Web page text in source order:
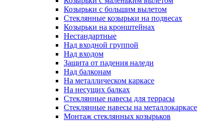
Козырьки с большим вылетом
Стеклянные козырьки на подвесах
Козырьки на кронштейнах
Нестандартные
Над входной группой
Над входом
Защита от падения наледи
Над балконам
На металлическом каркасе
На несущих балках
Стеклянные навесы для террасы
Стеклянные навесы на металлокаркасе
Монтаж стеклянных козырьков